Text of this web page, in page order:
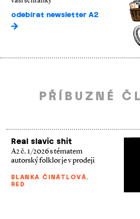
odebírat newsletter A2
PŘÍBUZNÉ
Real slavic shit
A2 č. 1/2026 s tématem
autorský folklor je v prodeji
BLANKA ČINÁTLOVÁ,
RED